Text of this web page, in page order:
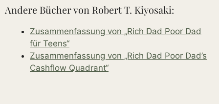
Andere Bücher von Robert T. Kiyosaki:
Zusammenfassung von „Rich Dad Poor Dad
für Teens“
Zusammenfassung von „Rich Dad Poor Dad’s
Cashflow Quadrant“